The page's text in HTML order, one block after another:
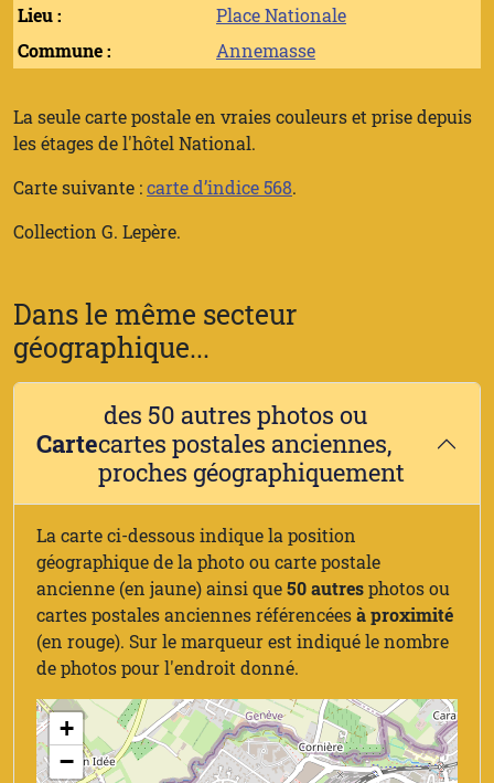
Lieu :
Place Nationale
Commune :
Annemasse
La seule carte postale en vraies couleurs et prise depuis
les étages de l'hôtel National.
Carte suivante :carte d’indice 568.
Collection G. Lepère.
Dans le même secteur
géographique...
Carte
des 50 autres photos ou
cartes postales anciennes,
proches géographiquement
La carte ci-dessous indique la position
géographique de la photo ou carte postale
ancienne (en jaune) ainsi que50 autresphotos ou
cartes postales anciennes référencéesà proximité
(en rouge). Sur le marqueur est indiqué le nombre
de photos pour l'endroit donné.
+
−